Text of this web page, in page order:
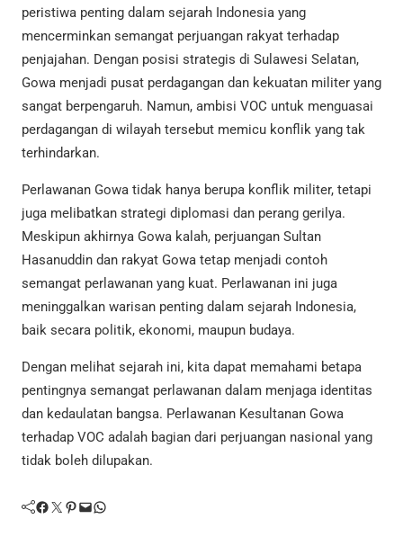
peristiwa penting dalam sejarah Indonesia yang
mencerminkan semangat perjuangan rakyat terhadap
penjajahan. Dengan posisi strategis di Sulawesi Selatan,
Gowa menjadi pusat perdagangan dan kekuatan militer yang
sangat berpengaruh. Namun, ambisi VOC untuk menguasai
perdagangan di wilayah tersebut memicu konflik yang tak
terhindarkan.
Perlawanan Gowa tidak hanya berupa konflik militer, tetapi
juga melibatkan strategi diplomasi dan perang gerilya.
Meskipun akhirnya Gowa kalah, perjuangan Sultan
Hasanuddin dan rakyat Gowa tetap menjadi contoh
semangat perlawanan yang kuat. Perlawanan ini juga
meninggalkan warisan penting dalam sejarah Indonesia,
baik secara politik, ekonomi, maupun budaya.
Dengan melihat sejarah ini, kita dapat memahami betapa
pentingnya semangat perlawanan dalam menjaga identitas
dan kedaulatan bangsa. Perlawanan Kesultanan Gowa
terhadap VOC adalah bagian dari perjuangan nasional yang
tidak boleh dilupakan.
Facebook Twitter Pinterest Mail WhatsApp